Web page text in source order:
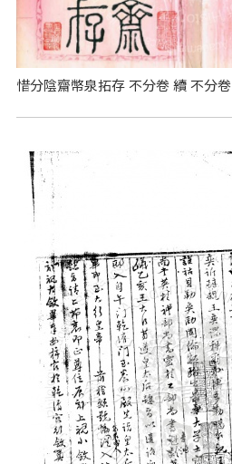
惜分陰齋幣泉拓存 不分卷 續 不分卷